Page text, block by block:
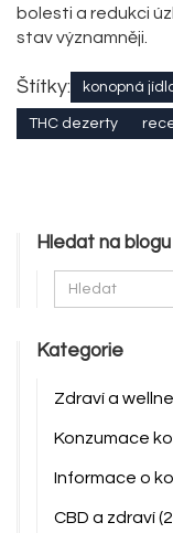
bolesti a redukci
stav významněji.
Štítky: konopná
THC dezerty
Hledat na blogu
Kategorie
Zdraví a
Konzumace
Informace o
CBD a zdraví